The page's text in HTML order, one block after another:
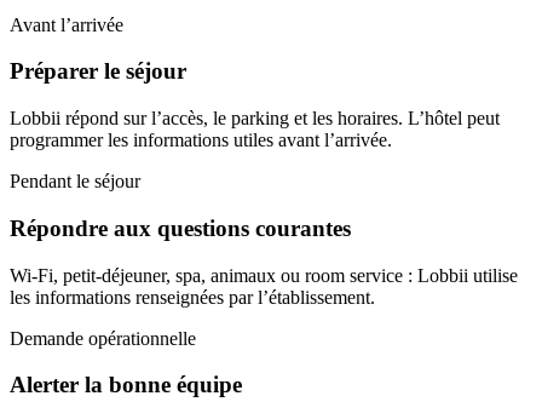
Avant l’arrivée
Préparer le séjour
Lobbii répond sur l’accès, le parking et les horaires. L’hôtel peut
programmer les informations utiles avant l’arrivée.
Pendant le séjour
Répondre aux questions courantes
Wi-Fi, petit-déjeuner, spa, animaux ou room service : Lobbii utilise
les informations renseignées par l’établissement.
Demande opérationnelle
Alerter la bonne équipe